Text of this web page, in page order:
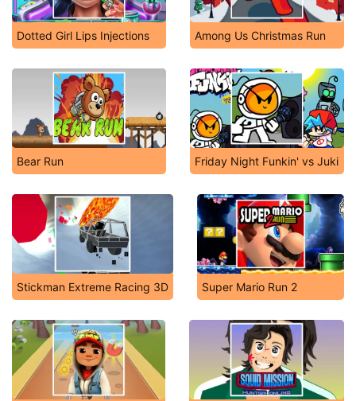
Dotted Girl Lips Injections Among Us Christmas Run
Bear Run Friday Night Funkin' vs Juki
Stickman Extreme Racing 3D Super Mario Run 2